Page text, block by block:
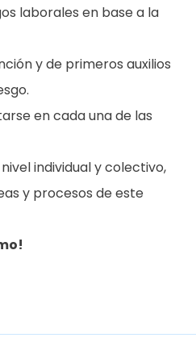
laborales en base a la
y de primeros auxilios
en cada una de las
individual y colectivo,
y procesos de este